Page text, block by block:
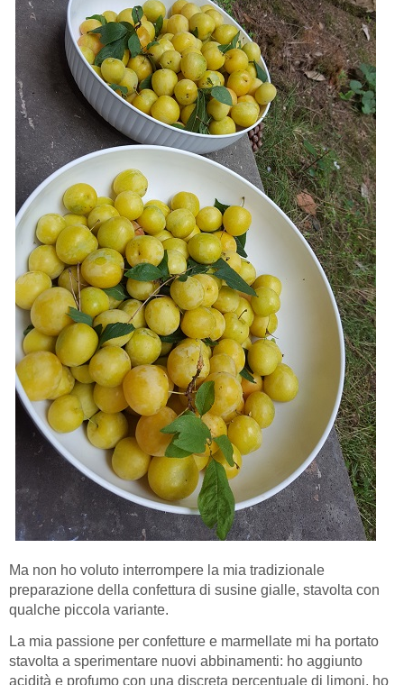
Ma non ho voluto interrompere la mia tradizionale
preparazione della confettura di susine gialle, stavolta con
qualche piccola variante.
La mia passione per confetture e marmellate mi ha portato
stavolta a sperimentare nuovi abbinamenti: ho aggiunto
acidità e profumo con una discreta percentuale di limoni, ho